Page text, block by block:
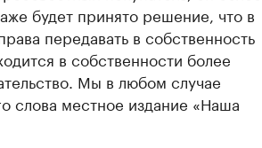
будет принято решение, что в
передавать в собственность
в собственности более
Мы в любом случае
слова местное издание «Наша